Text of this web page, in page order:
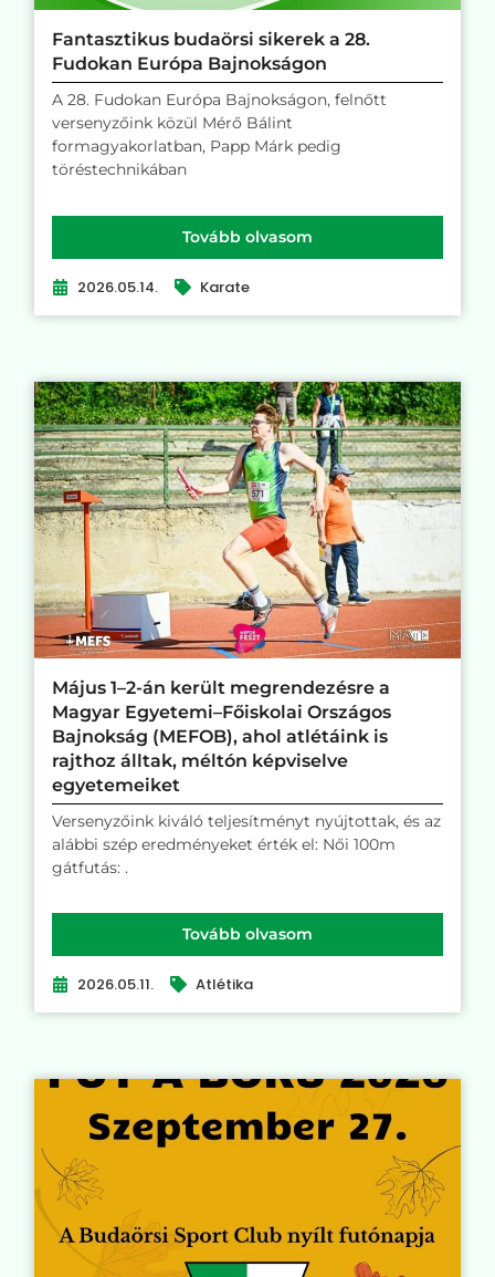
Fantasztikus budaörsi sikerek a 28.
Fudokan Európa Bajnokságon
A 28. Fudokan Európa Bajnokságon, felnőtt
versenyzőink közül Mérő Bálint
formagyakorlatban, Papp Márk pedig
töréstechnikában
Tovább olvasom
2026.05.14. Karate
Május 1–2-án került megrendezésre a
Magyar Egyetemi–Főiskolai Országos
Bajnokság (MEFOB), ahol atlétáink is
rajthoz álltak, méltón képviselve
egyetemeiket
Versenyzőink kiváló teljesítményt nyújtottak, és az
alábbi szép eredményeket érték el: Női 100m
gátfutás: .
Tovább olvasom
2026.05.11. Atlétika